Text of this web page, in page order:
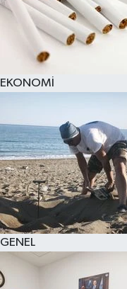
EKONOMİ
GENEL